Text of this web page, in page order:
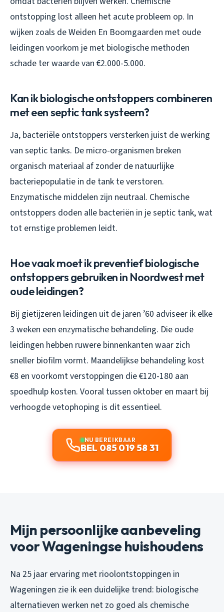
ontstopping lost alleen het acute probleem op. In
wijken zoals de Weiden En Boomgaarden met oude
leidingen voorkom je met biologische methoden
schade ter waarde van €2.000-5.000.
Kan ik biologische ontstoppers combineren
met een septic tank systeem?
Ja, bacteriële ontstoppers versterken juist de werking
van septic tanks. De micro-organismen breken
organisch materiaal af zonder de natuurlijke
bacteriepopulatie in de tank te verstoren.
Enzymatische middelen zijn neutraal. Chemische
ontstoppers doden alle bacteriën in je septic tank, wat
tot ernstige problemen leidt.
Hoe vaak moet ik preventief biologische
ontstoppers gebruiken in Noordwest met
oude leidingen?
Bij gietijzeren leidingen uit de jaren ’60 adviseer ik elke
3 weken een enzymatische behandeling. Die oude
leidingen hebben ruwere binnenkanten waar zich
sneller biofilm vormt. Maandelijkse behandeling kost
€8 en voorkomt verstoppingen die €120-180 aan
spoedhulp kosten. Vooral tussen oktober en maart bij
verhoogde vetophoping is dit essentieel.
NU BEREIKBAAR
BEL 085 019 58 31
Mijn persoonlijke aanbeveling
voor Wageningse huishoudens
Na 25 jaar ervaring met rioolontstoppingen in
Wageningen zie ik een duidelijke trend: biologische
alternatieven werken net zo goed als chemische